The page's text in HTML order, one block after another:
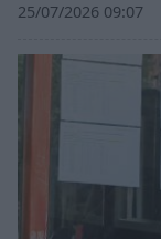
25/07/2026 09:07